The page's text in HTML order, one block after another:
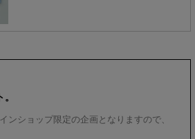
ショップ限定の企画となりますので、